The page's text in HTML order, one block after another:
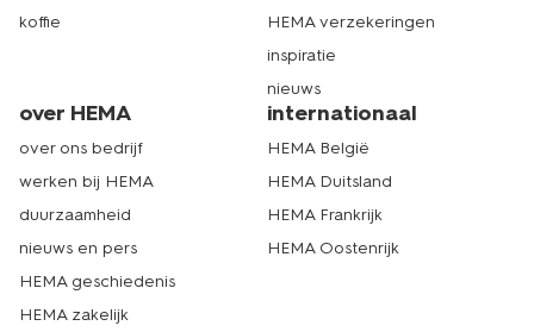
koffie
HEMA verzekeringen
inspiratie
nieuws
over HEMA
over ons bedrijf
werken bij HEMA
duurzaamheid
nieuws en pers
HEMA geschiedenis
HEMA zakelijk
internationaal
HEMA België
HEMA Duitsland
HEMA Frankrijk
HEMA Oostenrijk